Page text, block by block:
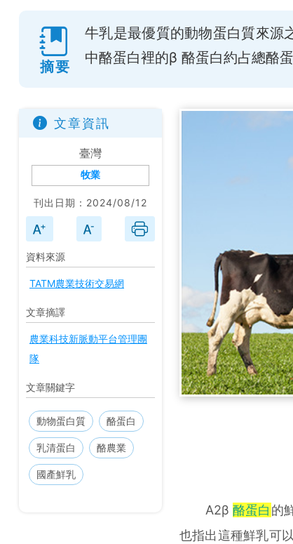
摘要
牛乳是最優質的動物蛋白質來源
中酪蛋白裡的β 酪蛋白約占總酪
文章資訊
臺灣
牧業
刊出日期：2024/08/12
資料來源
TATM農業技術交易網
文章摘譯
農業科技新脈動平台管理團
隊
文章關鍵字
動物蛋白質 酪蛋白
乳清蛋白 酪農業
國產鮮乳
A2β 酪蛋白 的
也指出這種鮮乳可